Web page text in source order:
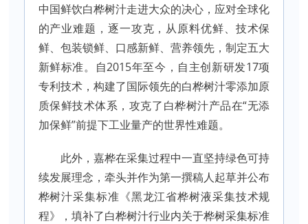
中国鲜饮白桦树汁走进大众的决心，应对全球化
的产业难题，逐一攻克，从原料优鲜、技术保
鲜、包装锁鲜、口感新鲜、营养领先，制定五大
新鲜标准。自2015年至今，自主创新研发17项
专利技术，构建了国际领先的白桦树汁零添加原
质保鲜技术体系，攻克了白桦树汁产品在“无添
加保鲜”前提下工业量产的世界性难题。
此外，嘉桦在采集过程中一直坚持绿色可持
续发展理念，牵头并作为第一撰稿人起草并公布
桦树汁采集标准《黑龙江省桦树液采集技术规
程》，填补了白桦树汁行业内关于桦树采集标准